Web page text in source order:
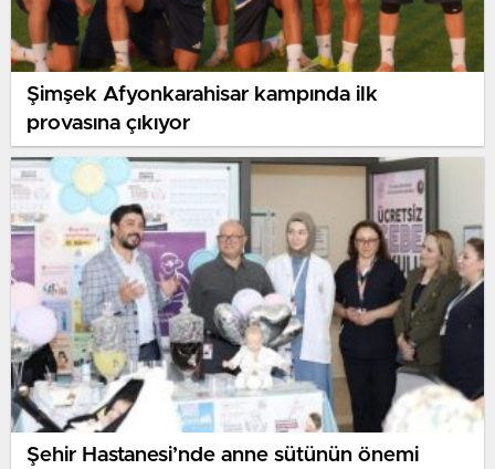
Şimşek Afyonkarahisar kampında ilk
provasına çıkıyor
Şehir Hastanesi’nde anne sütünün önemi